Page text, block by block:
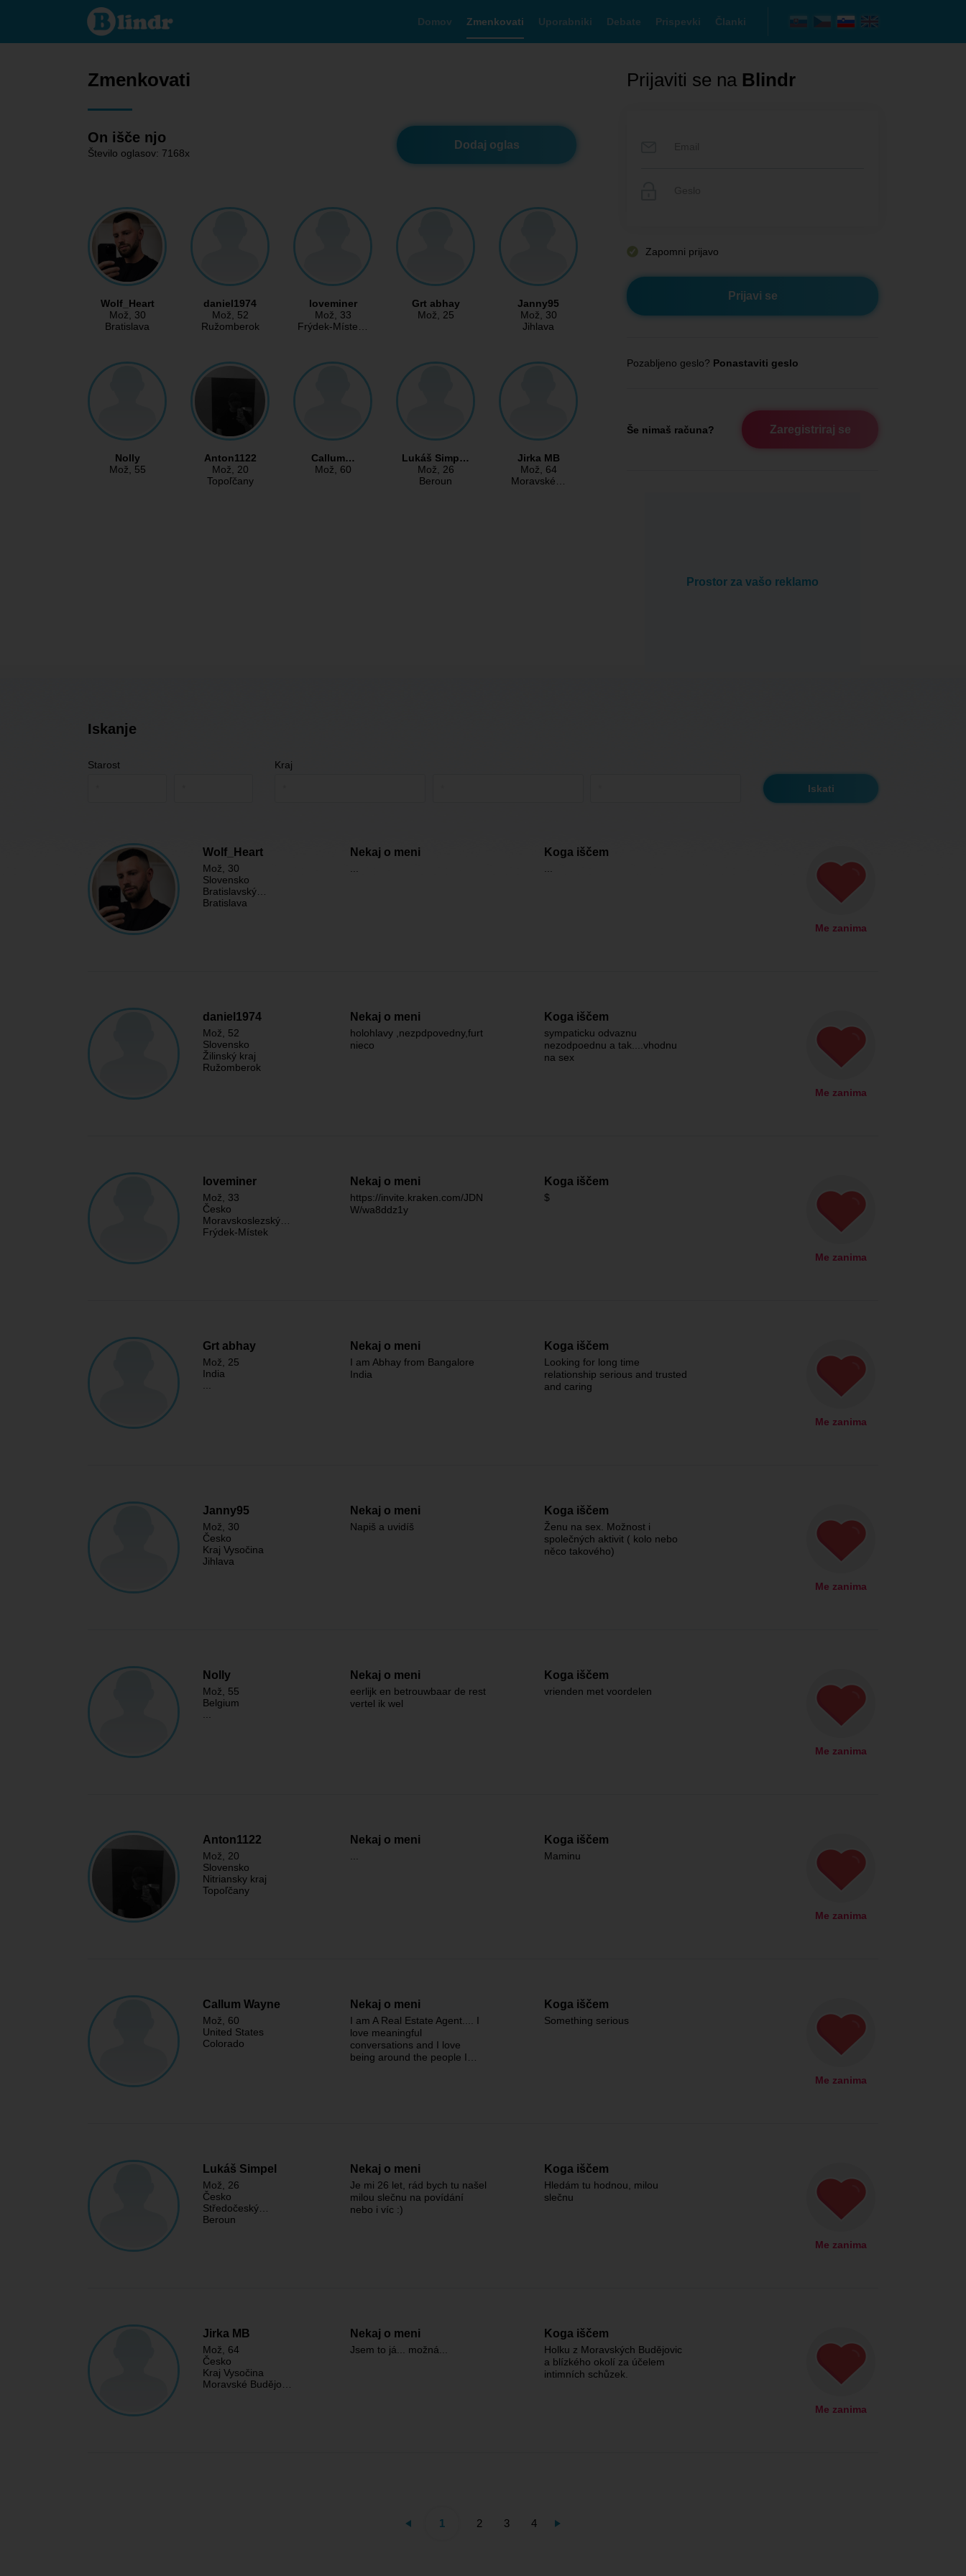
Zmenkovati
- On išče
njo
Domov Zmenkovati Uporabniki Debate Prispevki Članki
Zmenkovati
Dodaj oglas
On išče njo
Število oglasov: 7168x
Wolf_Heart
Mož, 30
Bratislava
daniel1974
Mož, 52
Ružomberok
loveminer
Mož, 33
Frýdek-Míste…
Grt abhay
Mož, 25
Janny95
Mož, 30
Jihlava
Nolly
Mož, 55
Anton1122
Mož, 20
Topoľčany
Callum…
Mož, 60
Lukáš Simp…
Mož, 26
Beroun
Jirka MB
Mož, 64
Moravské…
Prijaviti se na Blindr
Zapomni prijavo
Pozabljeno geslo? Ponastaviti geslo
Še nimaš računa? Zaregistriraj se
Prostor za vašo reklamo
Iskanje
Starost Kraj
Wolf_Heart
Mož , 30
Slovensko
Bratislavský…
Bratislava
Nekaj o meni Koga iščem
Me zanima
daniel1974
Mož , 52
Slovensko
Žilinský kraj
Ružomberok
Nekaj o meni
holohlavy ,nezpdpovedny,furt
nieco
Koga iščem
sympaticku odvaznu
nezodpoednu a tak....vhodnu
na sex
Me zanima
loveminer
Mož , 33
Česko
Moravskoslezský…
Frýdek-Místek
Nekaj o meni
https://invite.kraken.com/JDN
W/wa8ddz1y
Koga iščem
$
Me zanima
Grt abhay
Mož , 25
India
Nekaj o meni
I am Abhay from Bangalore
India
Koga iščem
Looking for long time
relationship serious and trusted
and caring
Me zanima
Janny95
Mož , 30
Česko
Kraj Vysočina
Jihlava
Nekaj o meni
Napiš a uvidíš
Koga iščem
Ženu na sex. Možnost i
společných aktivit ( kolo nebo
něco takového)
Me zanima
Nolly
Mož , 55
Belgium
Nekaj o meni
eerlijk en betrouwbaar de rest
vertel ik wel
Koga iščem
vrienden met voordelen
Me zanima
Anton1122
Mož , 20
Slovensko
Nitriansky kraj
Topoľčany
Nekaj o meni Koga iščem
Maminu
Me zanima
Callum Wayne
Mož , 60
United States
Colorado
Nekaj o meni
I am A Real Estate Agent.... I
love meaningful
conversations and I love
being around the people I…
Koga iščem
Something serious
Me zanima
Lukáš Simpel
Mož , 26
Česko
Středočeský…
Beroun
Nekaj o meni
Je mi 26 let, rád bych tu našel
milou slečnu na povídání
nebo i víc :)
Koga iščem
Hledám tu hodnou, milou
slečnu
Me zanima
Jirka MB
Mož , 64
Česko
Kraj Vysočina
Moravské Budějo…
Nekaj o meni
Jsem to já... možná...
Koga iščem
Holku z Moravských Budějovic
a blízkého okolí za účelem
intimních schůzek.
Me zanima
1 2 3 4